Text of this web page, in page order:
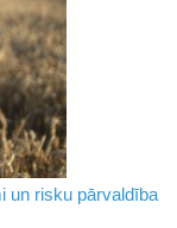
un risku pārvaldība